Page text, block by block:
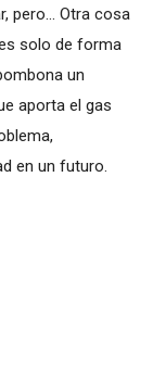
pero... Otra cosa
solo de forma
un
aporta el gas
en un futuro.